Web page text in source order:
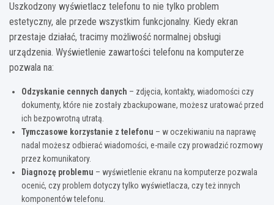
Uszkodzony wyświetlacz telefonu to nie tylko problem
estetyczny, ale przede wszystkim funkcjonalny. Kiedy ekran
przestaje działać, tracimy możliwość normalnej obsługi
urządzenia. Wyświetlenie zawartości telefonu na komputerze
pozwala na:
Odzyskanie cennych danych – zdjęcia, kontakty, wiadomości czy
dokumenty, które nie zostały zbackupowane, możesz uratować przed
ich bezpowrotną utratą.
Tymczasowe korzystanie z telefonu – w oczekiwaniu na naprawę
nadal możesz odbierać wiadomości, e-maile czy prowadzić rozmowy
przez komunikatory.
Diagnozę problemu – wyświetlenie ekranu na komputerze pozwala
ocenić, czy problem dotyczy tylko wyświetlacza, czy też innych
komponentów telefonu.